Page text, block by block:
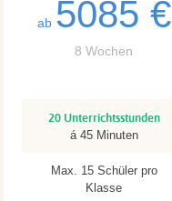
Kleingruppe
ab 5085 €
8 Wochen
20 Unterrichtsstunden
á 45 Minuten
Max. 15 Schüler pro
Klasse